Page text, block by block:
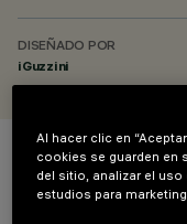
DISEÑADO POR
iGuzzini
COLOR
Al hacer clic en
cookies se guarden en
del sitio, analizar el
estudios para marketing.